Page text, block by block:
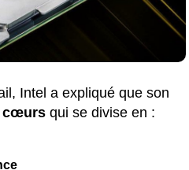
Intel a expliqué que son
cœurs qui se divise en :